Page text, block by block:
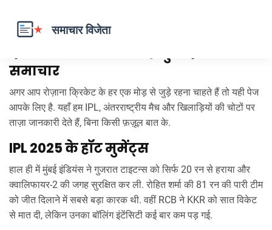
क्रिकेट संन्यास: आज के प्रमुख क्रिकेट
समाचार
अगर आप रोज़ाना क्रिकेट के हर एक मोड़ से जुड़े रहना चाहते हैं तो यही पेज
आपके लिए है. यहाँ हम IPL, अंतरराष्ट्रीय मैच और खिलाड़ियों की चोटों पर
ताज़ा जानकारी देते हैं, बिना किसी फ़ज़ूल बात के.
IPL 2025 के हॉट मुमेंट्स
हाल ही में मुंबई इंडियंस ने गुजरात टाइटन्स को सिर्फ 20 रन से हराया और
क्वालिफायर‑2 की जगह सुरक्षित कर ली. रोहित शर्मा की 81 रन की पारी टीम
को जीत दिलाने में सबसे बड़ा कारक थी. वहीं RCB ने KKR को सात विकेट
से मात दी, लेकिन उनका बॉलिंग इंटेंसिटी कई बार कम पड़ गई.